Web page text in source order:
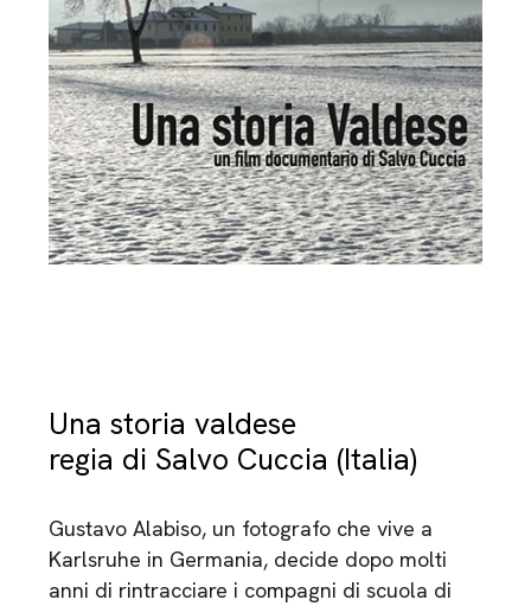
Una storia valdese
regia di Salvo Cuccia (Italia)
Gustavo Alabiso, un fotografo che vive a
Karlsruhe in Germania, decide dopo molti
anni di rintracciare i compagni di scuola di